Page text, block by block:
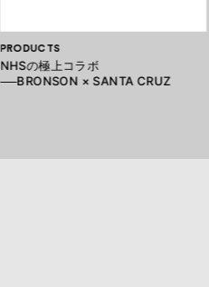
PRODUCTS
NHSの極上コラボ
──BRONSON × SANTA CRUZ